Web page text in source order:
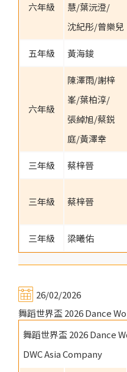
六年級
慧/葉沅澄/
沈紀彤/曾樂兒
五年級 黃海鋑
六年級
陳澤雨/謝梓
峯/葉柏淳/
張綽旭/蔡鋭
庭/黃澤幸
三年級 蔡梓晉
三年級 蔡梓晉
三年級 梁曦佑
26/02/2026
舞蹈世界盃 2026 Dance
舞蹈世界盃 2026 Dance
DWC Asia Company